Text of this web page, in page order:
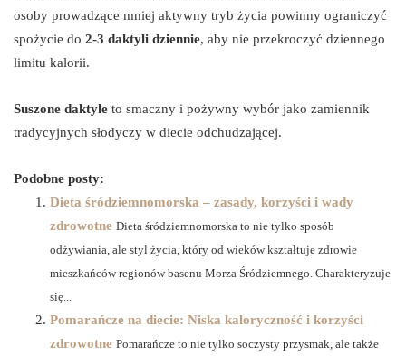
osoby prowadzące mniej aktywny tryb życia powinny ograniczyć
spożycie do 2-3 daktyli dziennie, aby nie przekroczyć dziennego
limitu kalorii.
Suszone daktyle to smaczny i pożywny wybór jako zamiennik
tradycyjnych słodyczy w diecie odchudzającej.
Podobne posty:
Dieta śródziemnomorska – zasady, korzyści i wady
zdrowotne Dieta śródziemnomorska to nie tylko sposób
odżywiania, ale styl życia, który od wieków kształtuje zdrowie
mieszkańców regionów basenu Morza Śródziemnego. Charakteryzuje
się...
Pomarańcze na diecie: Niska kaloryczność i korzyści
zdrowotne Pomarańcze to nie tylko soczysty przysmak, ale także